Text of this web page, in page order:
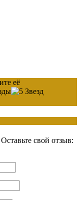
её
свой отзыв: